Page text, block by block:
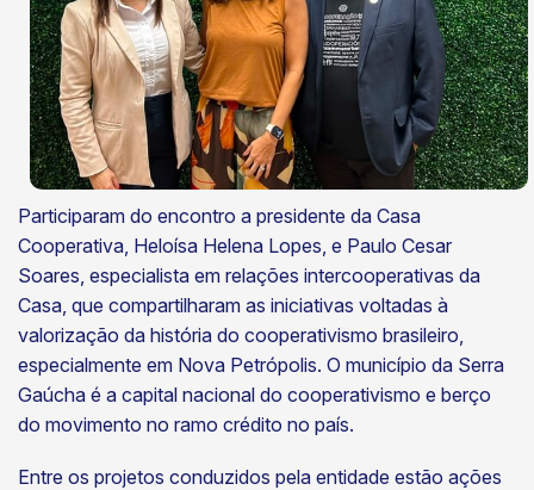
Participaram do encontro a presidente da Casa
Cooperativa, Heloísa Helena Lopes, e Paulo Cesar
Soares, especialista em relações intercooperativas da
Casa, que compartilharam as iniciativas voltadas à
valorização da história do cooperativismo brasileiro,
especialmente em Nova Petrópolis. O município da Serra
Gaúcha é a capital nacional do cooperativismo e berço
do movimento no ramo crédito no país.
Entre os projetos conduzidos pela entidade estão ações